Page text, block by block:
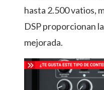
hasta 2.500 vatios,
DSP proporcionan
mejorada.